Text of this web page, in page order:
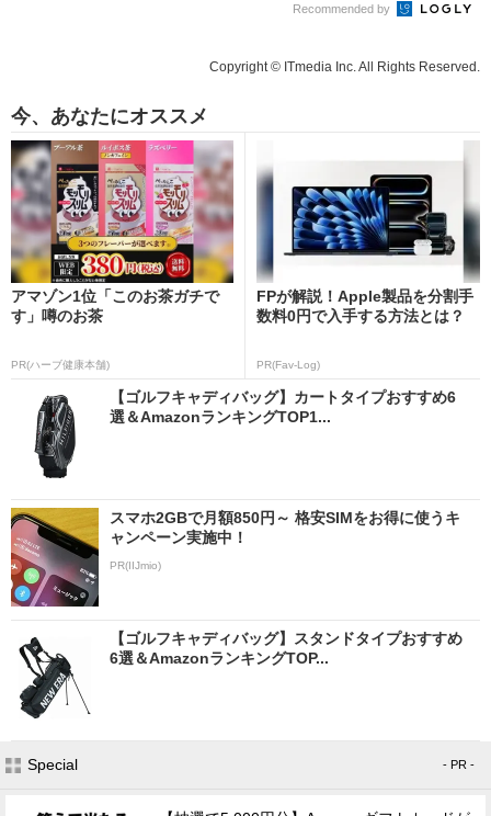
Recommended by
Copyright © ITmedia Inc. All Rights Reserved.
今、あなたにオススメ
アマゾン1位「このお茶ガチで
す」噂のお茶
PR(ハーブ健康本舗)
FPが解説！Apple製品を分割手
数料0円で入手する方法とは？
PR(Fav-Log)
【ゴルフキャディバッグ】カートタイプおすすめ6
選＆AmazonランキングTOP1...
スマホ2GBで月額850円～ 格安SIMをお得に使うキ
ャンペーン実施中！
PR(IIJmio)
【ゴルフキャディバッグ】スタンドタイプおすすめ
6選＆AmazonランキングTOP...
Special - PR -